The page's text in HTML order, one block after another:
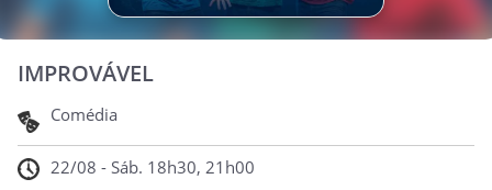
IMPROVÁVEL
Comédia
22/08 - Sáb. 18h30, 21h00